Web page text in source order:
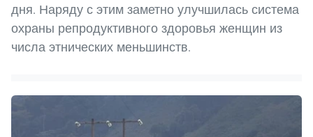
дня. Наряду с этим заметно улучшилась система
охраны репродуктивного здоровья женщин из
числа этнических меньшинств.